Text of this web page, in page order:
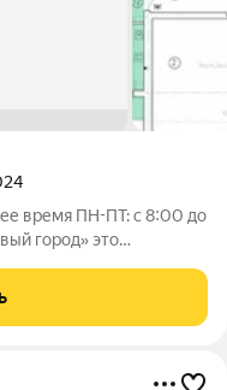
время ПН-ПТ: с 8:00 до
город» это
«город в городе», где